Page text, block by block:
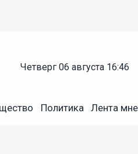
четверг 06 августа 16:46
Политика Лента
выявили